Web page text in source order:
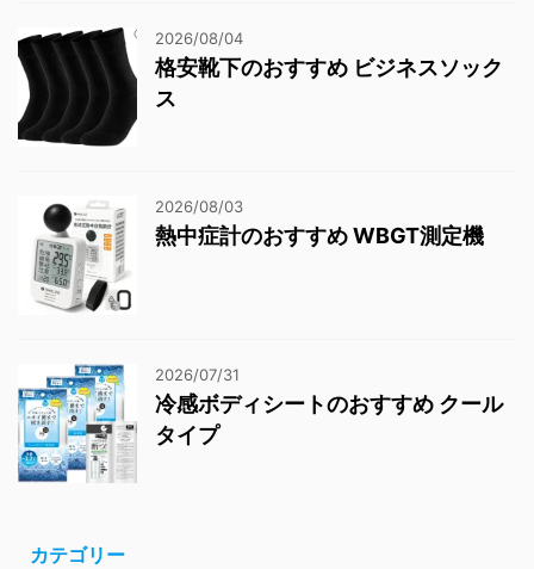
2026/08/04
格安靴下のおすすめ ビジネスソック
ス
2026/08/03
熱中症計のおすすめ WBGT測定機
2026/07/31
冷感ボディシートのおすすめ クール
タイプ
カテゴリー